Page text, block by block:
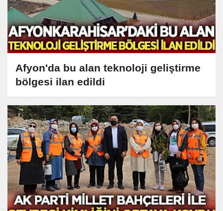
Afyon'da bu alan teknoloji geliştirme
bölgesi ilan edildi